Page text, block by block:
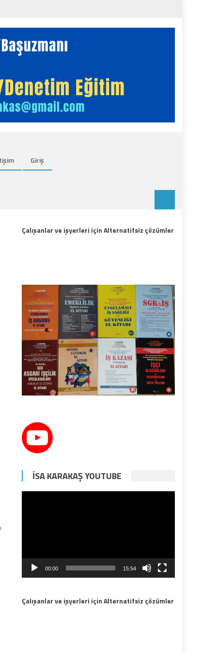
Giriş
Çalışanlar ve işyerleri için Alternatifsiz çözümler
İSA KARAKAŞ YOUTUBE
00:00 15:54
Çalışanlar ve işyerleri için Alternatifsiz çözümler